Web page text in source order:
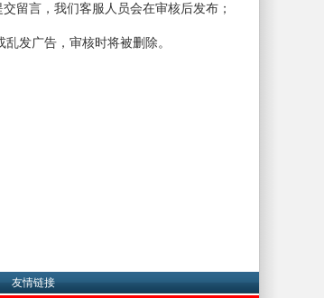
留言，我们客服人员会在审核后发布；
发广告，审核时将被删除。
友情链接